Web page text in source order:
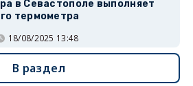
в Севастополе выполняет
термометра
18/08/2025 13:48
В раздел